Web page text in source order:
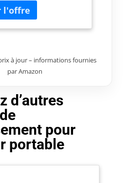
et connectivité
à jour – informations fournies
par Amazon
d’autres
pour
portable